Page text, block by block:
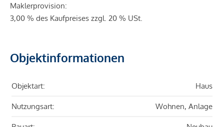
Maklerprovision:
3,00 % des Kaufpreises zzgl. 20 % USt.
Objektinformationen
Objektart: Haus
Nutzungsart: Wohnen, Anlage